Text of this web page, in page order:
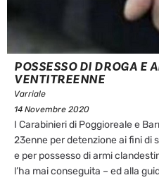
POSSESSO DI DROGA E
VENTITREENNE
Varriale
14 Novembre 2020
I Carabinieri di Poggioreale e
23enne per detenzione ai fini di
e per possesso di armi
l’ha mai conseguita – ed alla